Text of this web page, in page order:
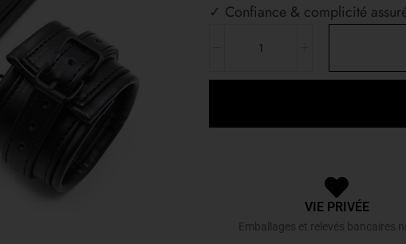
✓ Confiance & complicité
VIE PRIVÉE
Emballages et relevés bancaires